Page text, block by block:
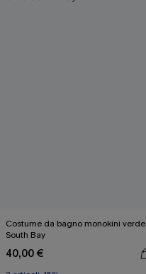
Costume da bagno monokini verde
South Bay
40,00 €